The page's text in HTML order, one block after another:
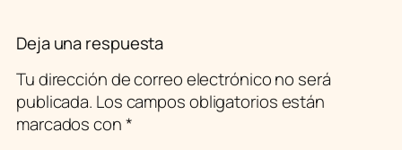
Deja una respuesta
Tu dirección de correo electrónico no será
publicada. Los campos obligatorios están
marcados con*